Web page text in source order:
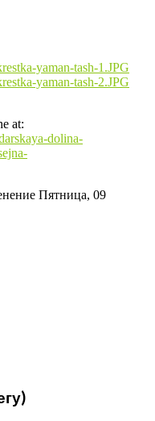
at:
dolina-
Пятница, 09